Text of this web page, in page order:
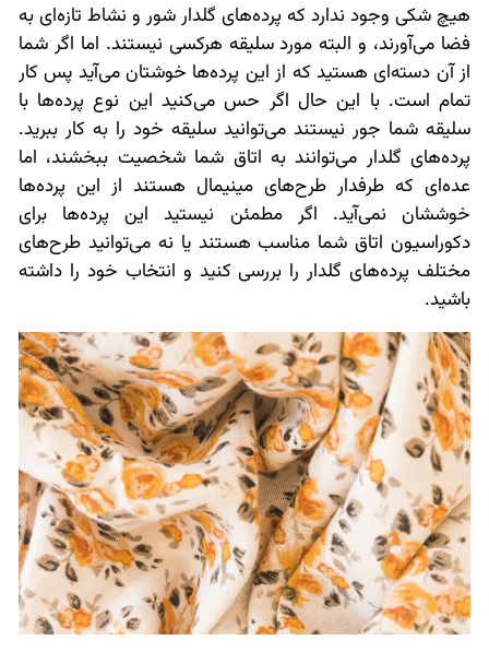
هیچ شکی وجود ندارد که پرده‌های گلدار شور و نشاط تازه‌ای به
فضا می‌آورند، و البته مورد سلیقه هرکسی نیستند. اما اگر شما
از آن دسته‌ای هستید که از این پرده‌ها خوشتان می‌آید پس کار
تمام است. با این حال اگر حس می‌کنید این نوع پرده‌ها با
سلیقه شما جور نیستند می‌توانید سلیقه خود را به کار ببرید.
پرده‌های گلدار می‌توانند به اتاق شما شخصیت ببخشند، اما
عده‌ای که طرفدار طرح‌های مینیمال هستند از این پرده‌ها
خوششان نمی‌آید. اگر مطمئن نیستید این پرده‌ها برای
دکوراسیون اتاق شما مناسب هستند یا نه می‌توانید طرح‌های
مختلف پرده‌های گلدار را بررسی کنید و انتخاب خود را داشته
باشید.